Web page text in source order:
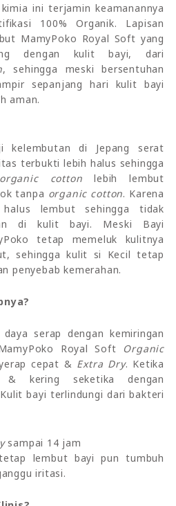
ini terjamin keamanannya
100% Organik. Lapisan
MamyPoko Royal Soft yang
dengan kulit bayi, dari
, sehingga meski bersentuhan
sepanjang hari kulit bayi
aman.
kelembutan di Jepang serat
terbukti lebih halus sehingga
organic cotton lebih lembut
tanpa organic cotton. Karena
lembut sehingga tidak
di kulit bayi. Meski Bayi
tetap memeluk kulitnya
sehingga kulit si Kecil tetap
penyebab kemerahan.
serap dengan kemiringan
Royal Soft Organic
cepat & Extra Dry. Ketika
kering seketika dengan
bayi terlindungi dari bakteri
sampai 14 jam
lembut bayi pun tumbuh
iritasi.